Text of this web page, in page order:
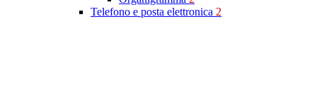
Telefono e posta elettronica 2